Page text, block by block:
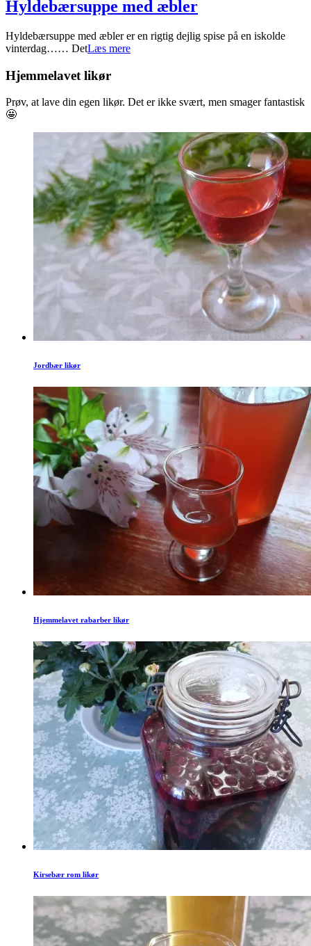
Hyldebærsuppe med æbler
2023-
01-
Hyldebærsuppe med æbler er en rigtig dejlig spise på en iskolde
vinterdag…… DetLæs mere
Hjemmelavet likør
Prøv, at lave din egen likør. Det er ikke svært, men smager fantastisk
🤩
Jordbær likør
Hjemmelavet rabarber likør
Kirsebær rom likør